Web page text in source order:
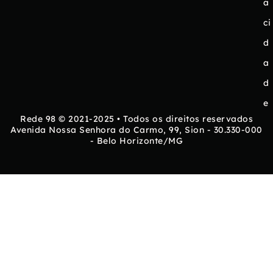
a
ci
d
a
d
e
Rede 98 © 2021-2025 • Todos os direitos reservados
Avenida Nossa Senhora do Carmo, 99, Sion - 30.330-000
- Belo Horizonte/MG